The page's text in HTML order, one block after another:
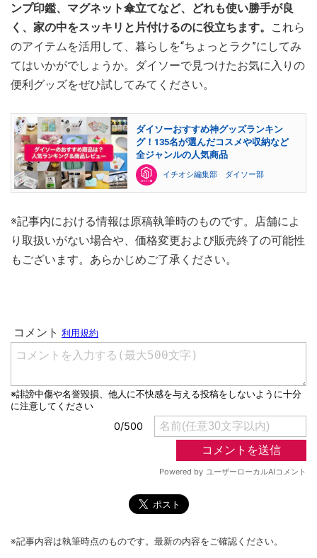
ンプ印鑑、マグネット傘立てなど、どれも使い勝手が良
く、家の中をスッキリと片付けるのに役立ちます。
これら
のアイテムを活用して、暮らしを“ちょっとラク”にしてみ
てはいかがでしょうか。ダイソーで見つけたお気に入りの
便利グッズをぜひ試してみてください。
ダイソーおすすめ神グッズランキン
グ！135名が選んだコスメや収納など
全ジャンルの人気商品
イチオシ編集部 ダイソー部
※記事内における情報は原稿執筆時のものです。店舗によ
り取扱いがない場合や、価格変更および販売終了の可能性
もございます。あらかじめご了承ください。
※記事内容は執筆時点のものです。最新の内容をご確認ください。